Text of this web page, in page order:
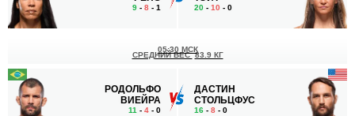
9 - 8 - 1 20 - 10 - 0
РОДОЛЬФО
ВИЕЙРА
11 - 4 - 0
05:30 МСК
СРЕДНИЙ ВЕС 83.9 КГ
ДАСТИН
СТОЛЬЦФУС
16 - 8 - 0